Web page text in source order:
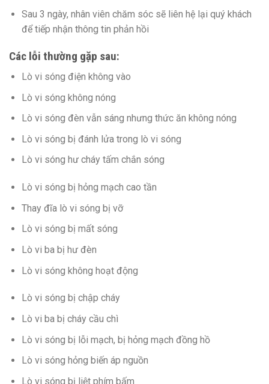
Sau 3 ngày, nhân viên chăm sóc sẽ liên hệ lại quý khách
để tiếp nhận thông tin phản hồi
Các lỗi thường gặp sau:
Lò vi sóng điện không vào
Lò vi sóng không nóng
Lò vi sóng đèn vẫn sáng nhưng thức ăn không nóng
Lò vi sóng bị đánh lửa trong lò vi sóng
Lò vi sóng hư cháy tấm chắn sóng
Lò vi sóng bị hỏng mạch cao tần
Thay đĩa lò vi sóng bị vỡ
Lò vi sóng bị mất sóng
Lò vi ba bị hư đèn
Lò vi sóng không hoạt động
Lò vi sóng bị chập cháy
Lò vi ba bị cháy cầu chì
Lò vi sóng bị lỗi mạch, bị hỏng mạch đồng hồ
Lò vi sóng hỏng biến áp nguồn
Lò vi sóng bị liệt phím bấm